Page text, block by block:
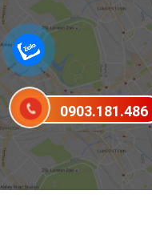
0903.181.486